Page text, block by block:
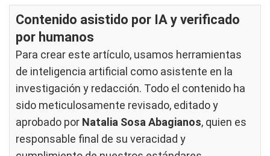
Contenido asistido por IA y verificado
por humanos
Para crear este artículo, usamos herramientas
de inteligencia artificial como asistente en la
investigación y redacción. Todo el contenido ha
sido meticulosamente revisado, editado y
aprobado por Natalia Sosa Abagianos, quien es
responsable final de su veracidad y